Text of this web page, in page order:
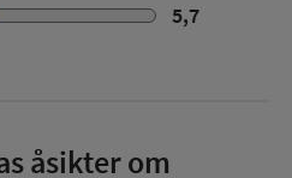
5,7
åsikter om